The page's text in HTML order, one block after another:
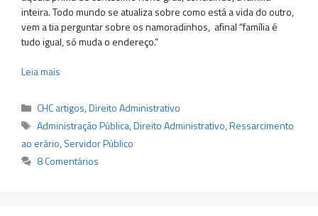
inteira. Todo mundo se atualiza sobre como está a vida do outro,
vem a tia perguntar sobre os namoradinhos, afinal “família é
tudo igual, só muda o endereço.”
Leia mais
Categorias
CHC artigos,Direito Administrativo
Tags
Administração Pública,Direito Administrativo,Ressarcimento
ao erário, Servidor Público
8 Comentários